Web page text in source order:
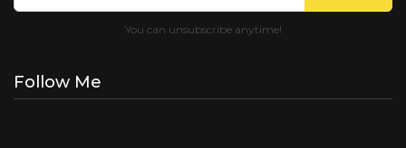
Follow Me